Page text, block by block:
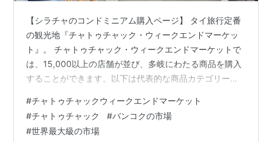
【シラチャのコンドミニアム購入ページ】 タイ旅行定番
の観光地『チャトゥチャック・ウィークエンドマーケッ
ト』。 チャトゥチャック・ウィークエンドマーケットで
は、15,000以上の店舗が並び、多岐にわたる商品を購入
することができます。以下は代表的な商品カテゴリーで
グ、帽子、靴、アクセサリーが豊富に揃っています。タ
イらしい伝統柄を取り入れたデザインも多く、日本人観
光客に人気です。 工芸品・インテリア雑貨: タイの伝統
#チャトゥチャックウィークエンドマーケット
#チャトゥチャック #バンコクの市場
#世界最大級の市場